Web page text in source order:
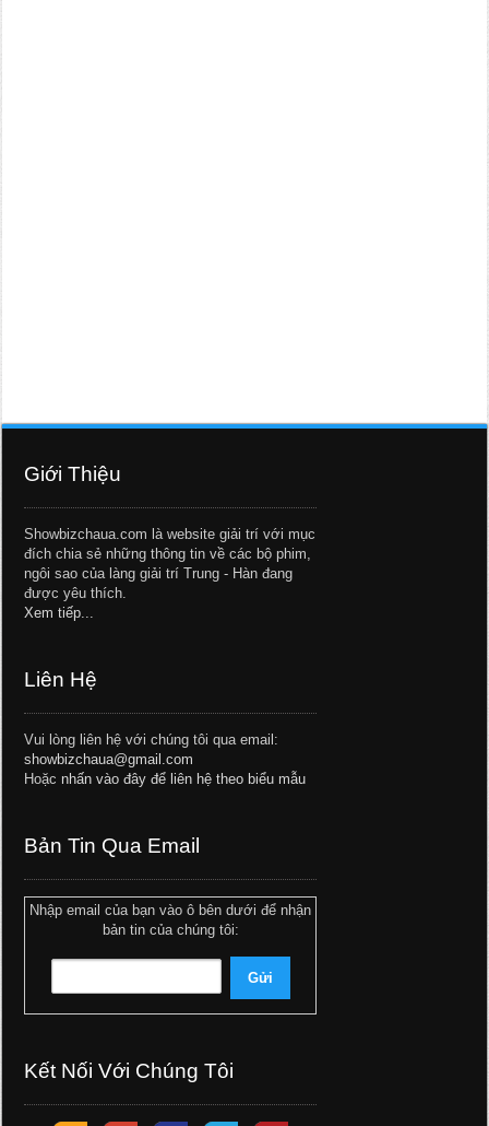
Giới Thiệu
Showbizchaua.com là website giải trí với mục
đích chia sẻ những thông tin về các bộ phim,
ngôi sao của làng giải trí Trung - Hàn đang
được yêu thích.
Xem tiếp...
Liên Hệ
Vui lòng liên hệ với chúng tôi qua email:
showbizchaua@gmail.com
Hoặc nhấn vào đây để liên hệ theo biểu mẫu
Bản Tin Qua Email
Nhập email của bạn vào ô bên dưới để nhận
bản tin của chúng tôi:
Kết Nối Với Chúng Tôi